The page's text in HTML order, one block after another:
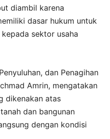
diambil karena
dasar hukum untuk
sektor usaha
dan Penagihan
Amrin, mengatakan
dikenakan atas
dan bangunan
dengan kondisi